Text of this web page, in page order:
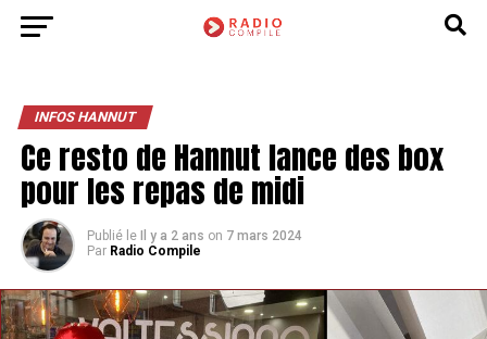
INFOS HANNUT
Ce resto de Hannut lance des box
pour les repas de midi
Publié le Il y a 2 ans on 7 mars 2024
Par Radio Compile